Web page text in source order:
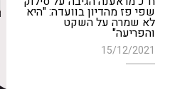
שפי פז מהדיון בוועדה: "היא
לא שמרה על השקט
והפריעה"
15/12/2021